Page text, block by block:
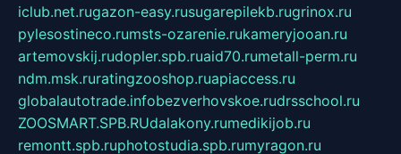
iclub.net.rugazon-easy.rusugarepilekb.rugrinox.ru
pylesostineco.rumsts-ozarenie.rukameryjooan.ru
artemovskij.rudopler.spb.ruaid70.rumetall-perm.ru
ndm.msk.ruratingzooshop.ruapiaccess.ru
globalautotrade.infobezverhovskoe.rudrsschool.ru
ZOOSMART.SPB.RUdalakony.rumedikijob.ru
remontt.spb.ruphotostudia.spb.rumyragon.ru